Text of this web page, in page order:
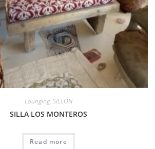
Lounging, SILLÓN
SILLA LOS MONTEROS
Read more